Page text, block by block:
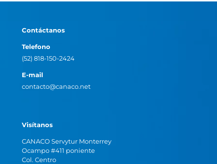
Contáctanos
Telefono
(52) 818-150-2424
E-mail
contacto@canaco.net
Visítanos
CANACO Servytur Monterrey
Ocampo #411 poniente
Col. Centro